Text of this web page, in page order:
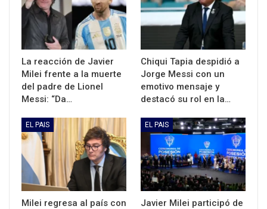
La reacción de Javier
Milei frente a la muerte
del padre de Lionel
Messi: “Da…
Chiqui Tapia despidió a
Jorge Messi con un
emotivo mensaje y
destacó su rol en la…
EL PAIS
Milei regresa al país con
EL PAIS
Javier Milei participó de